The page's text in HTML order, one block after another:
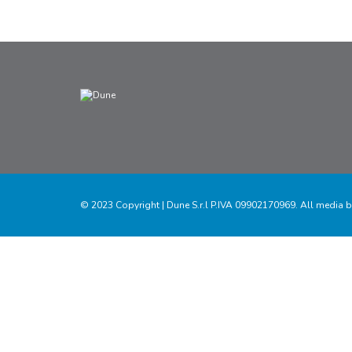
© 2023 Copyright | Dune S.r.l P.IVA 09902170969. All media